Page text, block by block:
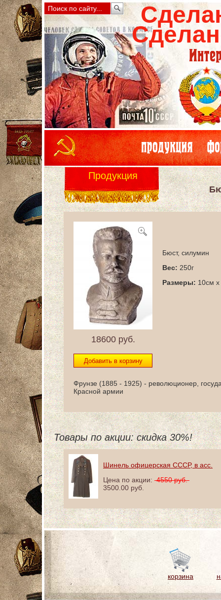
Продукция
18600руб.
Бюст, силумин
Вес: 250г
Размеры: 10см
Фрунзе (1885 - 1925) - революционер,
Красной армии
Товары по акции: скидка 30%!
Шинель офицерская СССР, в асс.
Цена по акции: 4550 руб.
3500.00 руб.
корзина